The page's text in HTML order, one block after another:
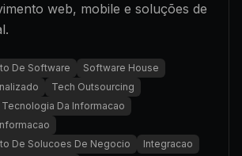
web, mobile e soluções de
De Software
Software House
Tech Outsourcing
Da Informacao
De Solucoes De Negocio
Integracao